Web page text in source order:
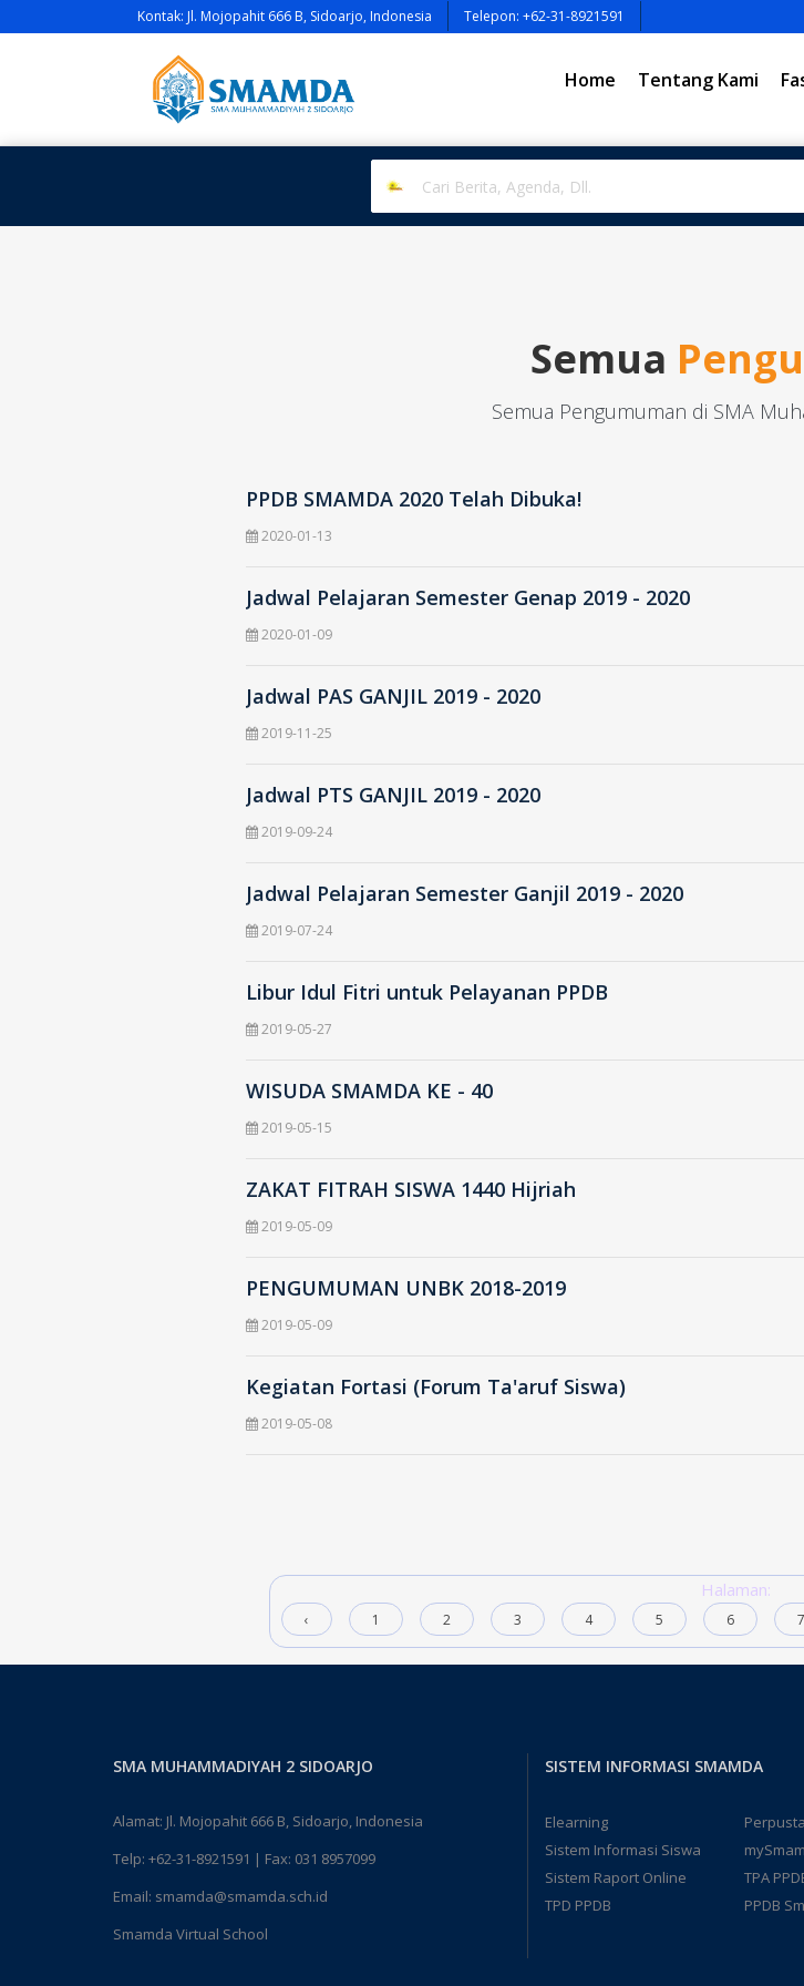
Kontak: Jl. Mojopahit 666 B, Sidoarjo, Indonesia Telepon: +62-31-8921591
Home Tentang Kami
Semua
Semua Pengumuman di SMA
PPDB SMAMDA 2020 Telah Dibuka!
2020-01-13
Jadwal Pelajaran Semester Genap 2019 - 2020
2020-01-09
Jadwal PAS GANJIL 2019 - 2020
2019-11-25
Jadwal PTS GANJIL 2019 - 2020
2019-09-24
Jadwal Pelajaran Semester Ganjil 2019 - 2020
2019-07-24
Libur Idul Fitri untuk Pelayanan PPDB
2019-05-27
WISUDA SMAMDA KE - 40
2019-05-15
ZAKAT FITRAH SISWA 1440 Hijriah
2019-05-09
PENGUMUMAN UNBK 2018-2019
2019-05-09
Kegiatan Fortasi (Forum Ta'aruf Siswa)
2019-05-08
Halaman:
‹ 1 2 3 4 5 6 7
SMA MUHAMMADIYAH 2 SIDOARJO
Alamat: Jl. Mojopahit 666 B, Sidoarjo, Indonesia
Telp: +62-31-8921591 | Fax: 031 8957099
Email: smamda@smamda.sch.id
Smamda Virtual School
SISTEM INFORMASI SMAMDA
Elearning
Sistem Informasi Siswa
Sistem Raport Online
TPA
TPD PPDB
PPDB